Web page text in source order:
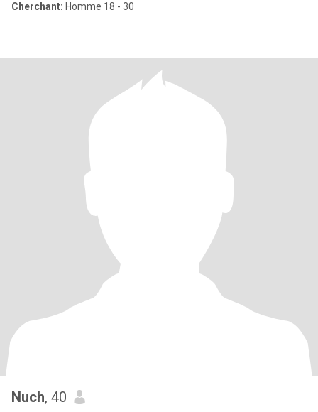
Cherchant: Homme 18 - 30
Nuch, 40